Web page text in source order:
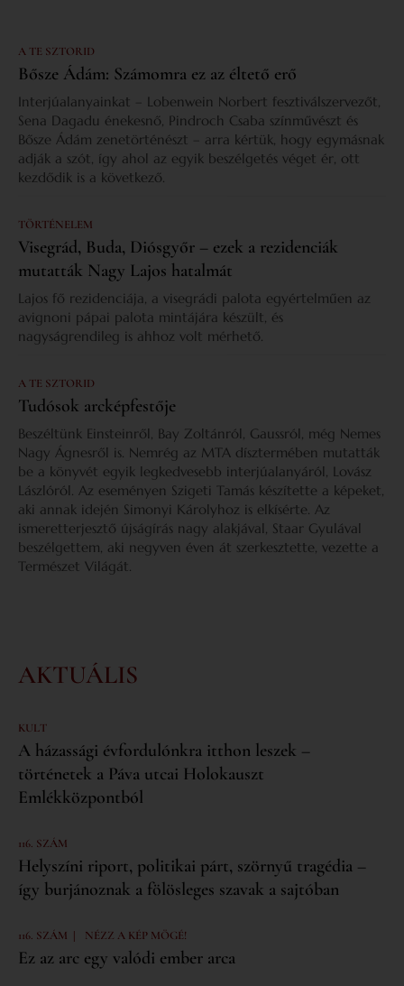
A TE SZTORID
Bősze Ádám: Számomra ez az éltető erő
Interjúalanyainkat – Lobenwein Norbert fesztiválszervezőt,
Sena Dagadu énekesnő, Pindroch Csaba színművészt és
Bősze Ádám zenetörténészt – arra kértük, hogy egymásnak
adják a szót, így ahol az egyik beszélgetés véget ér, ott
kezdődik is a következő.
TÖRTÉNELEM
Visegrád, Buda, Diósgyőr – ezek a rezidenciák
mutatták Nagy Lajos hatalmát
Lajos fő rezidenciája, a visegrádi palota egyértelműen az
avignoni pápai palota mintájára készült, és
nagyságrendileg is ahhoz volt mérhető.
A TE SZTORID
Tudósok arcképfestője
Beszéltünk Einsteinről, Bay Zoltánról, Gaussról, még Nemes
Nagy Ágnesről is. Nemrég az MTA dísztermében mutatták
be a könyvét egyik legkedvesebb interjúalanyáról, Lovász
Lászlóról. Az eseményen Szigeti Tamás készítette a képeket,
aki annak idején Simonyi Károlyhoz is elkísérte. Az
ismeretterjesztő újságírás nagy alakjával, Staar Gyulával
beszélgettem, aki negyven éven át szerkesztette, vezette a
Természet Világát.
AKTUÁLIS
KULT
A házassági évfordulónkra itthon leszek –
történetek a Páva utcai Holokauszt
Emlékközpontból
116. SZÁM
Helyszíni riport, politikai párt, szörnyű tragédia –
így burjánoznak a fölösleges szavak a sajtóban
116. SZÁM | NÉZZ A KÉP MÖGÉ!
Ez az arc egy valódi ember arca